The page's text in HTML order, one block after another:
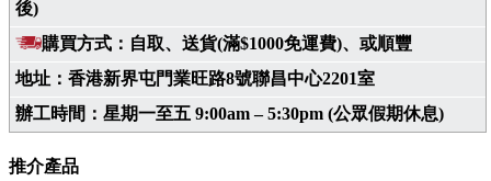
後)
購買方式：自取、送貨(滿$1000免運費)、或順豐
地址：香港新界屯門業旺路8號聯昌中心2201室
辦工時間：星期一至五 9:00am – 5:30pm (公眾假期休息)
推介產品